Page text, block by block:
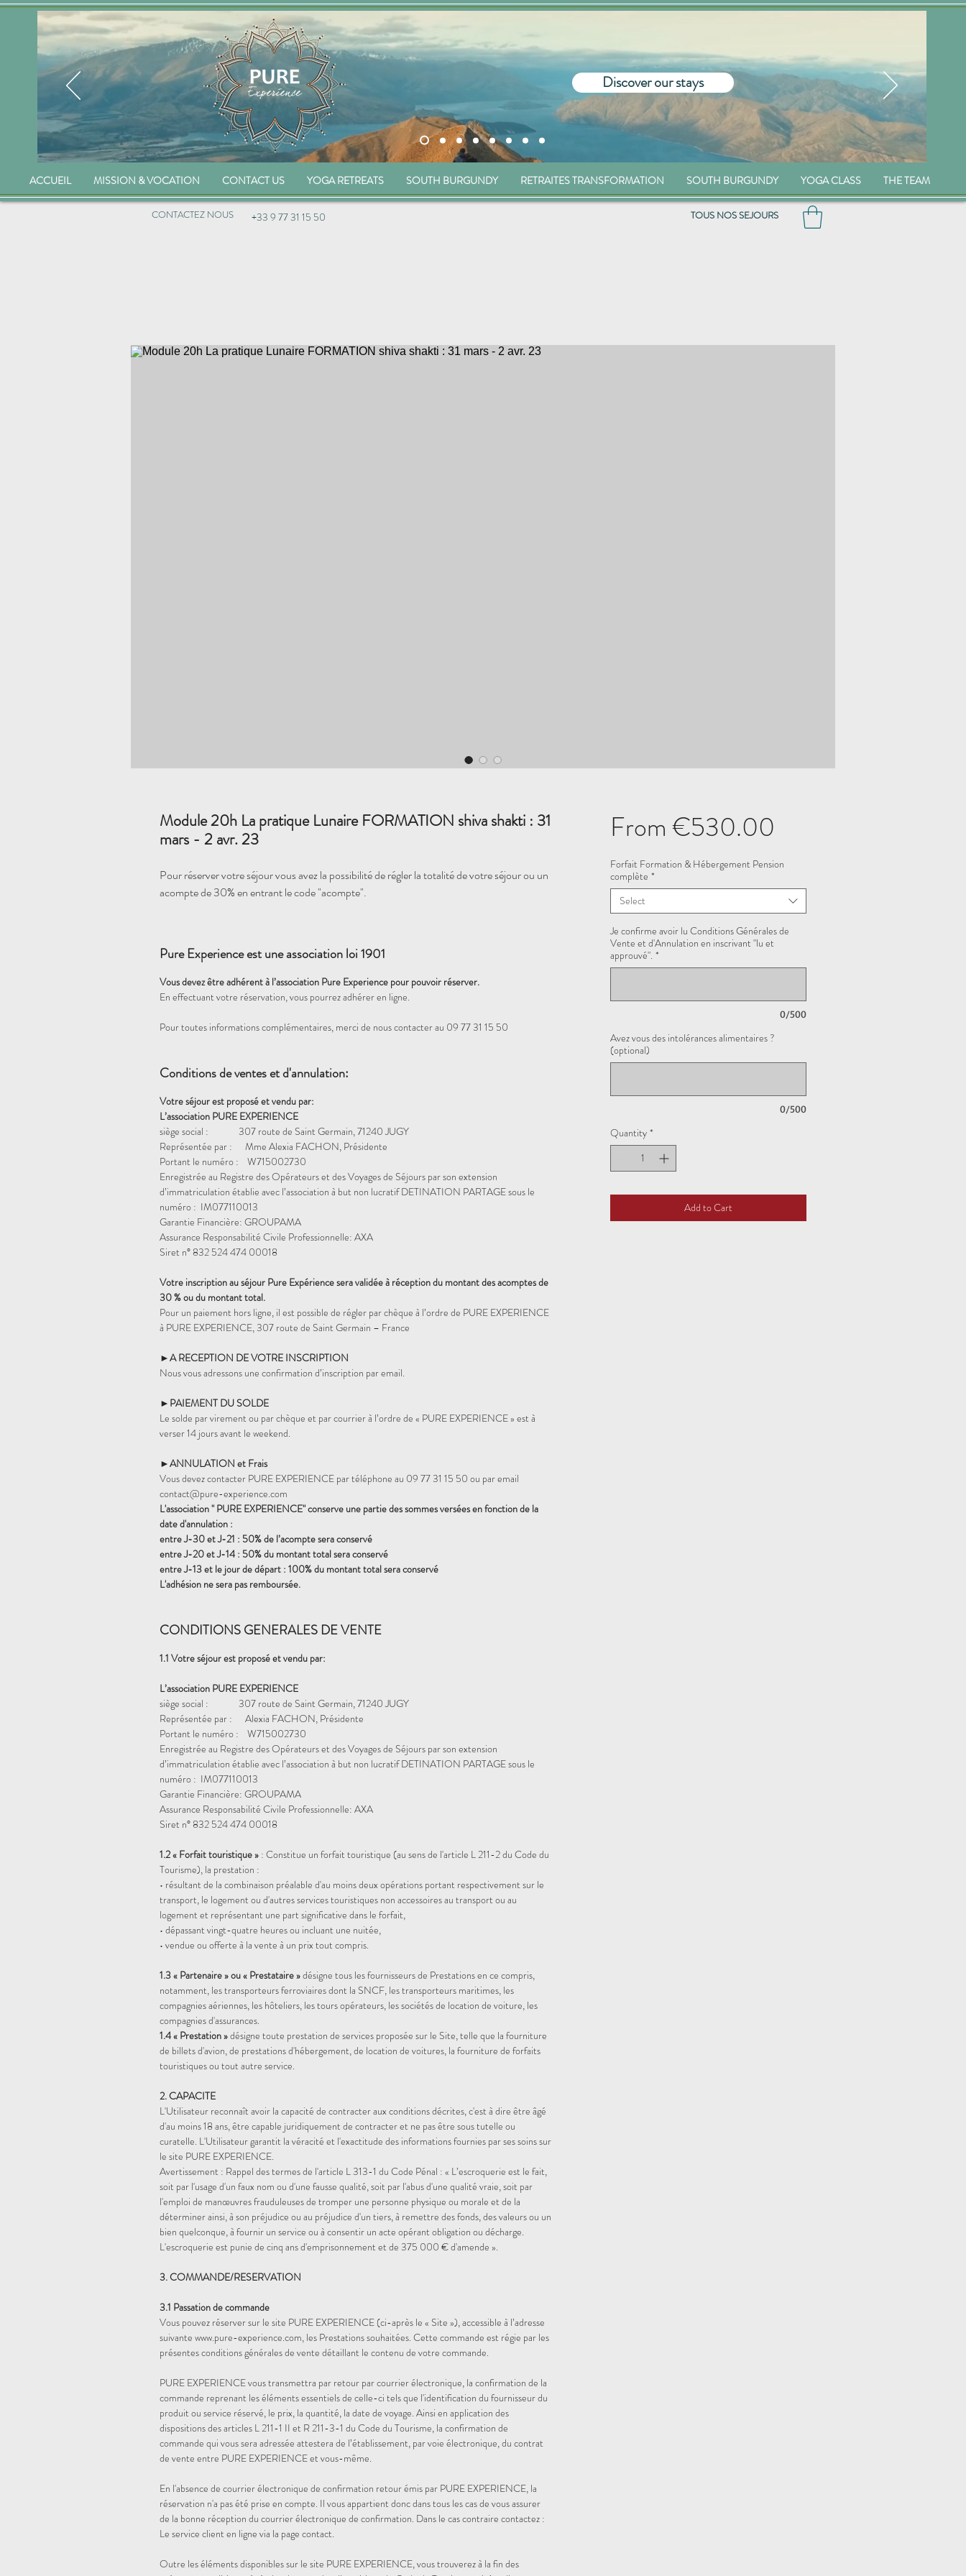
Discover our stays
ACCUEIL MISSION & VOCATION CONTACT US YOGA RETREATS SOUTH BURGUNDY RETRAITES TRANSFORMATION SOUTH BURGUNDY YOGA CLASS THE TEAM
CONTACTEZ NOUS +33 9 77 31 15 50 TOUS NOS SEJOURS
Module 20h La pratique Lunaire FORMATION shiva shakti : 31
mars - 2 avr. 23
Pour réserver votre séjour vous avez la possibilité de régler la totalité de votre séjour ou un
acompte de 30% en entrant le code "acompte".
Pure Experience est une association loi 1901
Vous devez être adhérent à l’association Pure Experience pour pouvoir réserver.
En effectuant votre réservation, vous pourrez adhérer en ligne.
Pour toutes informations complémentaires, merci de nous contacter au 09 77 31 15 50
Conditions de ventes et d'annulation:
Votre séjour est proposé et vendu par:
L’association PURE EXPERIENCE
siège social : 307 route de Saint Germain, 71240 JUGY
Représentée par : Mme Alexia FACHON, Présidente
Portant le numéro : W715002730
Enregistrée au Registre des Opérateurs et des Voyages de Séjours par son extension
d’immatriculation établie avec l’association à but non lucratif DETINATION PARTAGE sous le
numéro : IM077110013
Garantie Financière: GROUPAMA
Assurance Responsabilité Civile Professionnelle: AXA
Siret n° 832 524 474 00018
Votre inscription au séjour Pure Expérience sera validée à réception du montant des acomptes de
30 % ou du montant total.
Pour un paiement hors ligne, il est possible de régler par chèque à l’ordre de PURE EXPERIENCE
à PURE EXPERIENCE, 307 route de Saint Germain – France
►A RECEPTION DE VOTRE INSCRIPTION
Nous vous adressons une confirmation d’inscription par email.
►PAIEMENT DU SOLDE
Le solde par virement ou par chèque et par courrier à l’ordre de « PURE EXPERIENCE » est à
verser 14 jours avant le weekend.
►ANNULATION et Frais
Vous devez contacter PURE EXPERIENCE par téléphone au 09 77 31 15 50 ou par email
contact@pure-experience.com
L'association " PURE EXPERIENCE" conserve une partie des sommes versées en fonction de la
date d'annulation :
entre J-30 et J-21 : 50% de l’acompte sera conservé
entre J-20 et J-14 : 50% du montant total sera conservé
entre J-13 et le jour de départ : 100% du montant total sera conservé
L'adhésion ne sera pas remboursée.
CONDITIONS GENERALES DE VENTE
1.1 Votre séjour est proposé et vendu par:
L’association PURE EXPERIENCE
siège social : 307 route de Saint Germain, 71240 JUGY
Représentée par : Alexia FACHON, Présidente
Portant le numéro : W715002730
Enregistrée au Registre des Opérateurs et des Voyages de Séjours par son extension
d’immatriculation établie avec l’association à but non lucratif DETINATION PARTAGE sous le
numéro : IM077110013
Garantie Financière: GROUPAMA
Assurance Responsabilité Civile Professionnelle: AXA
Siret n° 832 524 474 00018
1.2 « Forfait touristique » : Constitue un forfait touristique (au sens de l'article L 211-2 du Code du
Tourisme), la prestation :
• résultant de la combinaison préalable d'au moins deux opérations portant respectivement sur le
transport, le logement ou d'autres services touristiques non accessoires au transport ou au
logement et représentant une part significative dans le forfait,
• dépassant vingt-quatre heures ou incluant une nuitée,
• vendue ou offerte à la vente à un prix tout compris.
1.3 « Partenaire » ou « Prestataire »désigne tous les fournisseurs de Prestations en ce compris,
notamment, les transporteurs ferroviaires dont la SNCF, les transporteurs maritimes, les
compagnies aériennes, les hôteliers, les tours opérateurs, les sociétés de location de voiture, les
compagnies d'assurances.
1.4 « Prestation »désigne toute prestation de services proposée sur le Site, telle que la fourniture
de billets d'avion, de prestations d'hébergement, de location de voitures, la fourniture de forfaits
touristiques ou tout autre service.
2. CAPACITE
L'Utilisateur reconnaît avoir la capacité de contracter aux conditions décrites, c'est à dire être âgé
d'au moins 18 ans, être capable juridiquement de contracter et ne pas être sous tutelle ou
curatelle. L'Utilisateur garantit la véracité et l'exactitude des informations fournies par ses soins sur
le site PURE EXPERIENCE.
Avertissement : Rappel des termes de l'article L 313-1 du Code Pénal : « L’escroquerie est le fait,
soit par l'usage d'un faux nom ou d'une fausse qualité, soit par l'abus d'une qualité vraie, soit par
l'emploi de manœuvres frauduleuses de tromper une personne physique ou morale et de la
déterminer ainsi, à son préjudice ou au préjudice d'un tiers, à remettre des fonds, des valeurs ou un
bien quelconque, à fournir un service ou à consentir un acte opérant obligation ou décharge.
L'escroquerie est punie de cinq ans d'emprisonnement et de 375 000 € d'amende ».
3. COMMANDE/RESERVATION
3.1 Passation de commande
Vous pouvez réserver sur le site PURE EXPERIENCE (ci-après le « Site »), accessible à l’adresse
suivante www.pure-experience.com, les Prestations souhaitées. Cette commande est régie par les
présentes conditions générales de vente détaillant le contenu de votre commande.
PURE EXPERIENCE vous transmettra par retour par courrier électronique, la confirmation de la
commande reprenant les éléments essentiels de celle-ci tels que l'identification du fournisseur du
produit ou service réservé, le prix, la quantité, la date de voyage. Ainsi en application des
dispositions des articles L 211-1 II et R 211-3-1 du Code du Tourisme, la confirmation de
commande qui vous sera adressée attestera de l’établissement, par voie électronique, du contrat
de vente entre PURE EXPERIENCE et vous-même.
En l'absence de courrier électronique de confirmation retour émis par PURE EXPERIENCE, la
réservation n'a pas été prise en compte. Il vous appartient donc dans tous les cas de vous assurer
de la bonne réception du courrier électronique de confirmation. Dans le cas contraire contactez :
Le service client en ligne via la page contact.
Outre les éléments disponibles sur le site PURE EXPERIENCE, vous trouverez à la fin des
From€530.00
Price
Forfait Formation & Hébergement Pension
complète *
Select
Je confirme avoir lu Conditions Générales de
Vente et d'Annulation en inscrivant "lu et
approuvé". *
0/500
Avez vous des intolérances alimentaires ?
(optional)
0/500
Quantity *
Add to Cart